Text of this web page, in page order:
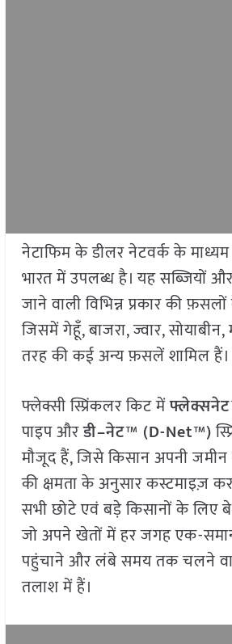
नेटाफिम के डीलर नेटवर्क के
भारत में उपलब्ध है। यह सब्जियों
जाने वाली विभिन्न प्रकार की
जिसमें गेहूँ, बाजरा, ज्वार,
तरह की कई अन्य फ़सलें शामिल हैं।
फ्लेक्सी स्प्रिंकलर किट मेंफ्लेक्सनेट
पाइप औरडी–नेट™ (D-Net™)
मौजूद हैं, जिसे किसान अपनी जमीन
की क्षमता के अनुसार कस्टमाइज़
सभी छोटे एवं बड़े किसानों के लिए
जो अपने खेतों में हर जगह एक-समान
पहुंचाने और लंबे समय तक चलने
तलाश में हैं।